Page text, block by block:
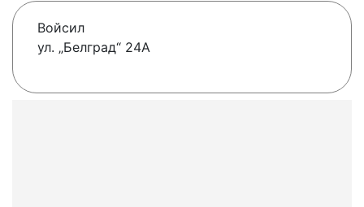
Войсил
ул. „Белград“ 24A